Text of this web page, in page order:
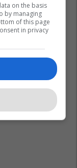
on the basis
by managing
of this page
in privacy